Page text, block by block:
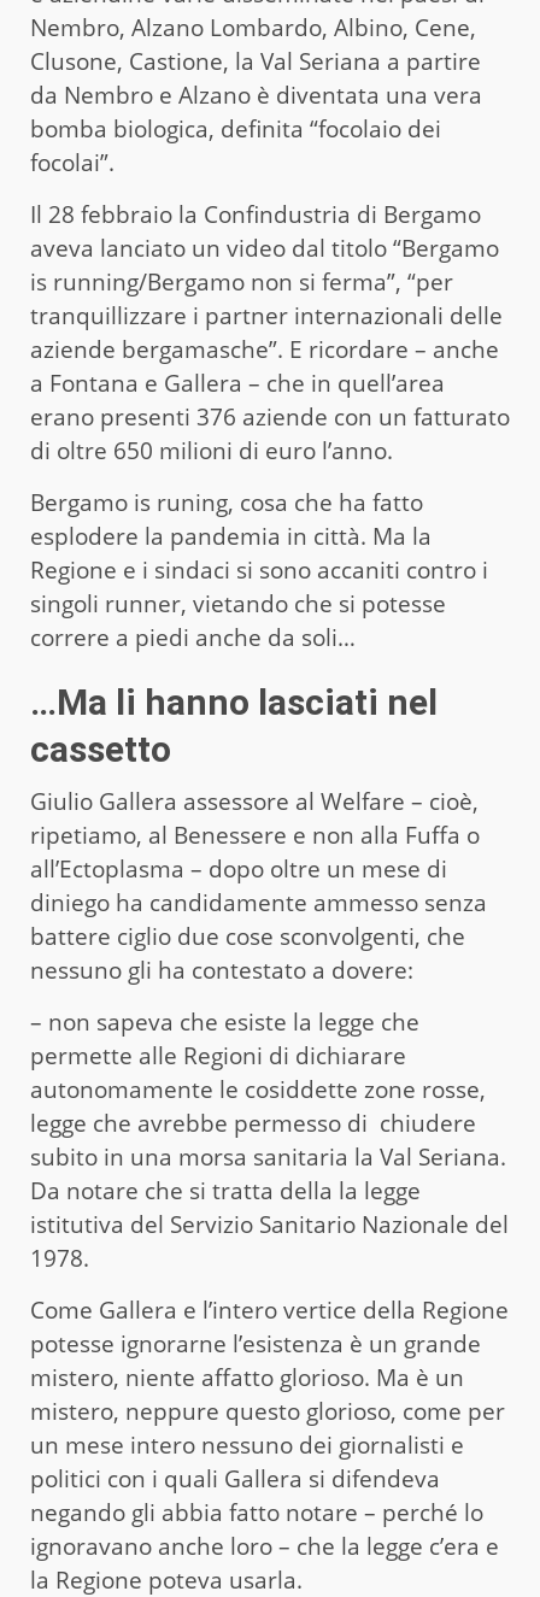
Nembro, Alzano Lombardo, Albino, Cene,
Clusone, Castione, la Val Seriana a partire
da Nembro e Alzano è diventata una vera
bomba biologica, definita “focolaio dei
focolai”.
Il 28 febbraio la Confindustria di Bergamo
aveva lanciato un video dal titolo “Bergamo
is running/Bergamo non si ferma”, “per
tranquillizzare i partner internazionali delle
aziende bergamasche”. E ricordare – anche
a Fontana e Gallera – che in quell’area
erano presenti 376 aziende con un fatturato
di oltre 650 milioni di euro l’anno.
Bergamo is runing, cosa che ha fatto
esplodere la pandemia in città. Ma la
Regione e i sindaci si sono accaniti contro i
singoli runner, vietando che si potesse
correre a piedi anche da soli…
…Ma li hanno lasciati nel
cassetto
Giulio Gallera assessore al Welfare – cioè,
ripetiamo, al Benessere e non alla Fuffa o
all’Ectoplasma – dopo oltre un mese di
diniego ha candidamente ammesso senza
battere ciglio due cose sconvolgenti, che
nessuno gli ha contestato a dovere:
– non sapeva che esiste la legge che
permette alle Regioni di dichiarare
autonomamente le cosiddette zone rosse,
legge che avrebbe permesso di chiudere
subito in una morsa sanitaria la Val Seriana.
Da notare che si tratta della la legge
istitutiva del Servizio Sanitario Nazionale del
1978.
Come Gallera e l’intero vertice della Regione
potesse ignorarne l’esistenza è un grande
mistero, niente affatto glorioso. Ma è un
mistero, neppure questo glorioso, come per
un mese intero nessuno dei giornalisti e
politici con i quali Gallera si difendeva
negando gli abbia fatto notare – perché lo
ignoravano anche loro – che la legge c’era e
la Regione poteva usarla.